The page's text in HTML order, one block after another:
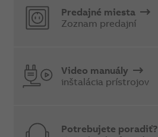
Predajné miesta
Zoznam predajní
Video manuály
inštalácia prístrojov
Potrebujete poradiť?